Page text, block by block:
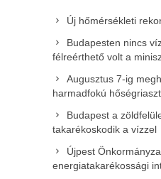
Új hőmérsékleti
Budapesten nincs
félreérthető volt a
Augusztus 7-ig
harmadfokú
Budapest a
takarékoskodik a vízzel
Újpest
energiatakarékossági